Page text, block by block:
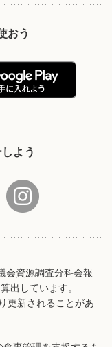
おう
よう
会資源調査分科会報
出しています。
更新されることがあ